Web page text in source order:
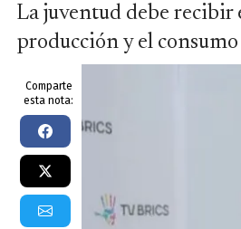
La juventud debe recibir
producción y el
Comparte
esta nota: